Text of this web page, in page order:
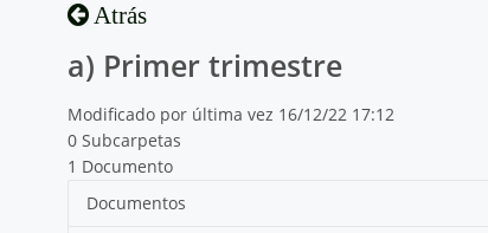
Atrás
a) Primer trimestre
Modificado por última vez 16/12/22 17:12
0 Subcarpetas
1 Documento
Documentos